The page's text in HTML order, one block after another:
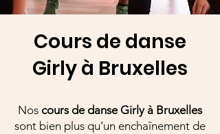
Cours de danse
Girly à Bruxelles
Nos cours de danse Girly à Bruxelles
sont bien plus qu’un enchaînement de